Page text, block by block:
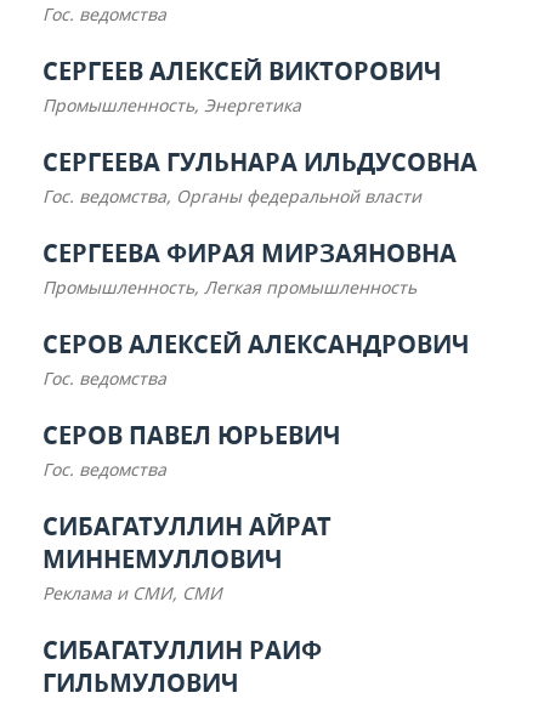
Гос. ведомства
СЕРГЕЕВ АЛЕКСЕЙ ВИКТОРОВИЧ
Промышленность, Энергетика
СЕРГЕЕВА ГУЛЬНАРА ИЛЬДУСОВНА
Гос. ведомства, Органы федеральной власти
СЕРГЕЕВА ФИРАЯ МИРЗАЯНОВНА
Промышленность, Легкая промышленность
СЕРОВ АЛЕКСЕЙ АЛЕКСАНДРОВИЧ
Гос. ведомства
СЕРОВ ПАВЕЛ ЮРЬЕВИЧ
Гос. ведомства
СИБАГАТУЛЛИН АЙРАТ
МИННЕМУЛЛОВИЧ
Реклама и СМИ, СМИ
СИБАГАТУЛЛИН РАИФ
ГИЛЬМУЛОВИЧ